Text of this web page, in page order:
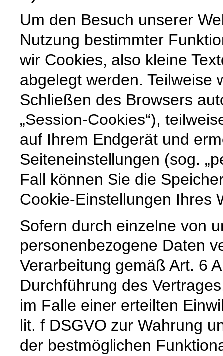
Um den Besuch unserer
Nutzung bestimmter
wir Cookies, also kleine
abgelegt werden. Teilweise
Schließen des Browsers
„Session-Cookies“),
auf Ihrem Endgerät und
Seiteneinstellungen (sog.
Fall können Sie die
Cookie-Einstellungen Ihres
Sofern durch einzelne von
personenbezogene Daten
Verarbeitung gemäß Art. 6
Durchführung des
im Falle einer erteilten
lit. f DSGVO zur Wahrung
der bestmöglichen